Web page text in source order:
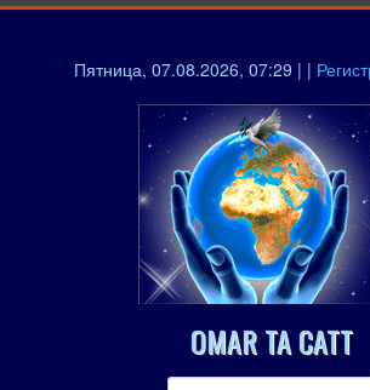
Пятница, 07.08.2026, 07:29 | |
OMAR TA CATT